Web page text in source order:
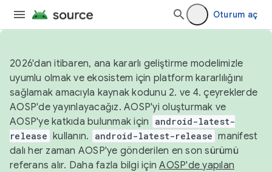
Oturum aç
2026'dan itibaren, ana kararlı geliştirme modelimizle
uyumlu olmak ve ekosistem için platform kararlılığını
sağlamak amacıyla kaynak kodunu 2. ve 4. çeyreklerde
AOSP'de yayınlayacağız. AOSP'yi oluşturmak ve
AOSP'ye katkıda bulunmak için
android-latest-
release kullanın. android-latest-release manifest
dalı her zaman AOSP'ye gönderilen en son sürümü
referans alır. Daha fazla bilgi içinAOSP'de yapılan